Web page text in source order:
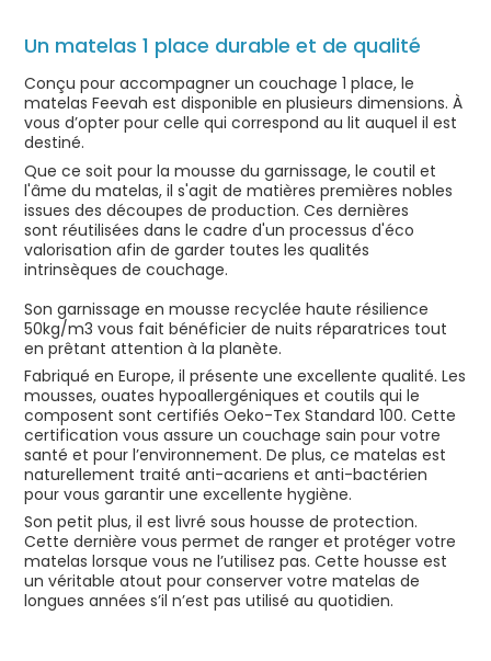
Un matelas 1 place durable et de qualité
Conçu pour accompagner un couchage 1 place, le
matelas Feevah est disponible en plusieurs dimensions. À
vous d’opter pour celle qui correspond au lit auquel il est
destiné.
Que ce soit pour la mousse du garnissage, le coutil et
l'âme du matelas, il s'agit de matières premières nobles
issues des découpes de production. Ces dernières
sont réutilisées dans le cadre d'un processus d'éco
valorisation afin de garder toutes les qualités
intrinsèques de couchage.
Son garnissage en mousse recyclée haute résilience
50kg/m3 vous fait bénéficier de nuits réparatrices tout
en prêtant attention à la planète.
Fabriqué en Europe, il présente une excellente qualité. Les
mousses, ouates hypoallergéniques et coutils qui le
composent sont certifiés Oeko-Tex Standard 100. Cette
certification vous assure un couchage sain pour votre
santé et pour l’environnement. De plus, ce matelas est
naturellement traité anti-acariens et anti-bactérien
pour vous garantir une excellente hygiène.
Son petit plus, il est livré sous housse de protection.
Cette dernière vous permet de ranger et protéger votre
matelas lorsque vous ne l’utilisez pas. Cette housse est
un véritable atout pour conserver votre matelas de
longues années s’il n’est pas utilisé au quotidien.